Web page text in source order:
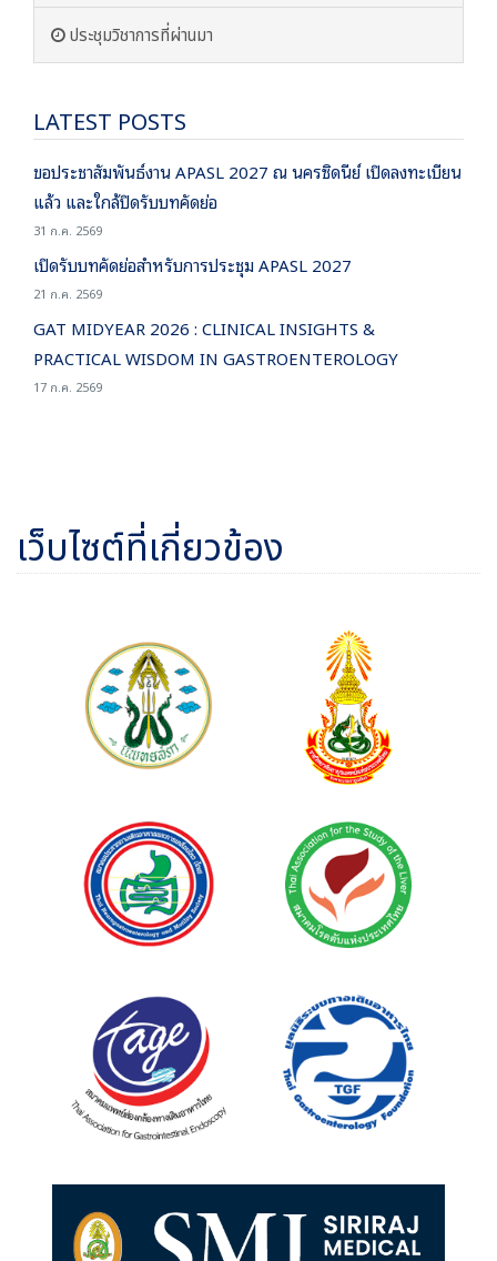
ประชุมวิชาการที่ผ่านมา
LATEST POSTS
ขอประชาสัมพันธ์งาน APASL 2027 ณ นครซิดนีย์ เปิดลงทะเบียน
แล้ว และใกล้ปิดรับบทคัดย่อ
31 ก.ค. 2569
เปิดรับบทคัดย่อสำหรับการประชุม APASL 2027
21 ก.ค. 2569
GAT MIDYEAR 2026 : CLINICAL INSIGHTS &
PRACTICAL WISDOM IN GASTROENTEROLOGY
17 ก.ค. 2569
เว็บไซต์ที่เกี่ยวข้อง